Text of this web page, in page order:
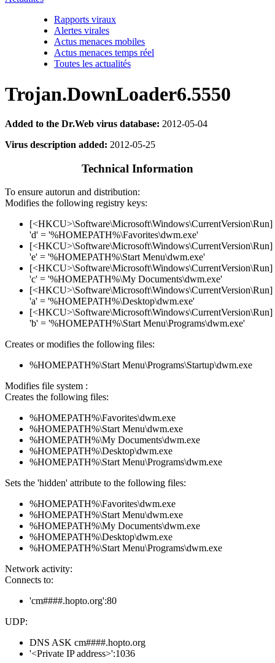
Rapports viraux
Alertes virales
Actus menaces mobiles
Actus menaces temps réel
Toutes les actualités
Trojan.DownLoader6.5550
Added to the Dr.Web virus database: 2012-05-04
Virus description added: 2012-05-25
Technical Information
To ensure autorun and distribution:
Modifies the following registry keys:
[<HKCU>\Software\Microsoft\Windows\CurrentVersion\Run]
'd' = '%HOMEPATH%\Favorites\dwm.exe'
[<HKCU>\Software\Microsoft\Windows\CurrentVersion\Run]
'e' = '%HOMEPATH%\Start Menu\dwm.exe'
[<HKCU>\Software\Microsoft\Windows\CurrentVersion\Run]
'c' = '%HOMEPATH%\My Documents\dwm.exe'
[<HKCU>\Software\Microsoft\Windows\CurrentVersion\Run]
'a' = '%HOMEPATH%\Desktop\dwm.exe'
[<HKCU>\Software\Microsoft\Windows\CurrentVersion\Run]
'b' = '%HOMEPATH%\Start Menu\Programs\dwm.exe'
Creates or modifies the following files:
%HOMEPATH%\Start Menu\Programs\Startup\dwm.exe
Modifies file system :
Creates the following files:
%HOMEPATH%\Favorites\dwm.exe
%HOMEPATH%\Start Menu\dwm.exe
%HOMEPATH%\My Documents\dwm.exe
%HOMEPATH%\Desktop\dwm.exe
%HOMEPATH%\Start Menu\Programs\dwm.exe
Sets the 'hidden' attribute to the following files:
%HOMEPATH%\Favorites\dwm.exe
%HOMEPATH%\Start Menu\dwm.exe
%HOMEPATH%\My Documents\dwm.exe
%HOMEPATH%\Desktop\dwm.exe
%HOMEPATH%\Start Menu\Programs\dwm.exe
Network activity:
Connects to:
'cm####.hopto.org':80
UDP:
DNS ASK cm####.hopto.org
'<Private IP address>':1036